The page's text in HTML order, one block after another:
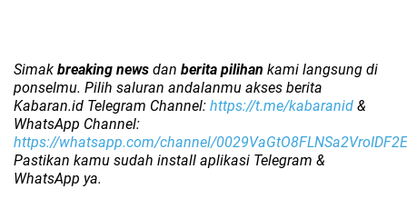
Simak breaking news dan berita pilihan kami langsung di
ponselmu. Pilih saluran andalanmu akses berita
Kabaran.id Telegram Channel: https://t.me/kabaranid &
WhatsApp Channel:
https://whatsapp.com/channel/0029VaGtO8FLNSa2VroIDF2E
Pastikan kamu sudah install aplikasi Telegram &
WhatsApp ya.